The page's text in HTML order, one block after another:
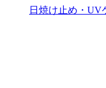
日焼け止め・UV